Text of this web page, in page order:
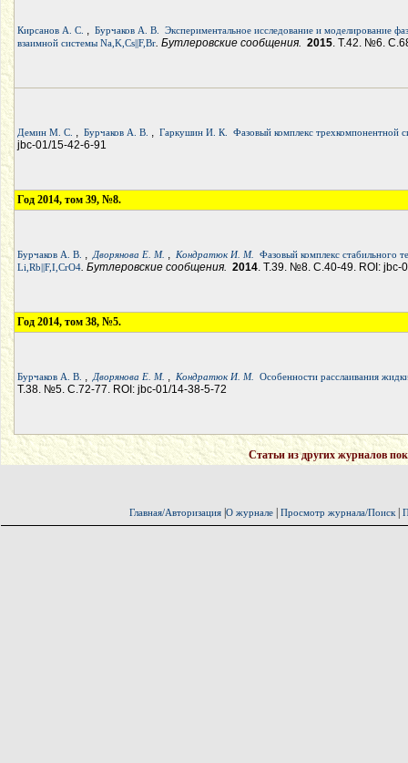
Кирсанов А. С. Бурчаков А. В.
Экспериментальное исследование и моделирование
взаимной системы Na,K,Cs||F,Br . Бутлеровские сообщения. 2015 . Т.42. №6.
Демин М. С. Бурчаков А. В. Гаркушин И. К. Фазовый комплекс трехкомпонентной
jbc-01/15-42-6-91
Год 2014, том 39, №8.
Бурчаков А. В. Дворянова Е. М. Кондратюк И. М.
Фазовый комплекс стабильного
Li,Rb||F,I,CrO4 . Бутлеровские сообщения. 2014 . Т.39. №8. С.40-49. ROI: jbc-
Год 2014, том 38, №5.
Бурчаков А. В. Дворянова Е. М. Кондратюк И. М. Особенности расслаивания
Т.38. №5. С.72-77. ROI: jbc-01/14-38-5-72
Статьи из других журналов
Главная/Авторизация| О журнале| Просмотр журнала/Поиск|